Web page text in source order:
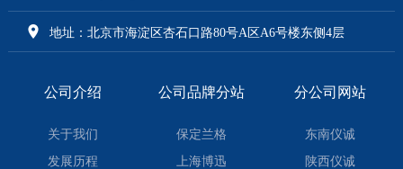
地址：北京市海淀区杏石口路80号A区A6号楼东侧4层
公司介绍
关于我们
发展历程
公司品牌分站
保定兰格
上海博迅
分公司网站
东南仪诚
陕西仪诚